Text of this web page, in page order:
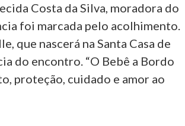
Costa da Silva, moradora do
foi marcada pelo acolhimento.
que nascerá na Santa Casa de
do encontro. “O Bebê a Bordo
proteção, cuidado e amor ao